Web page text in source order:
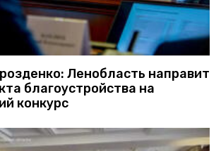
Ленобласть направит
благоустройства на
конкурс